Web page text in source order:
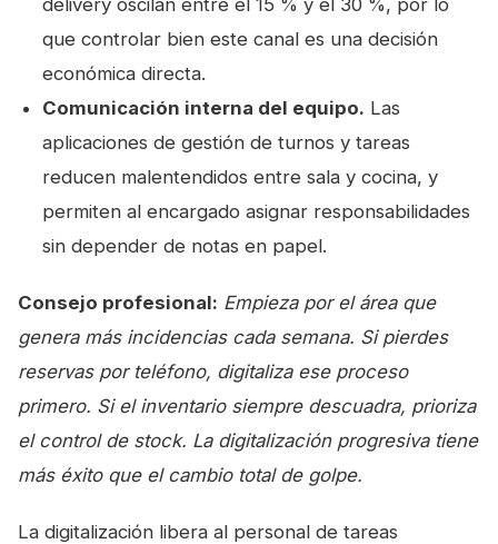
que controlar bien este canal es una decisión
económica directa.
Comunicación interna del equipo. Las
aplicaciones de gestión de turnos y tareas
reducen malentendidos entre sala y cocina, y
permiten al encargado asignar responsabilidades
sin depender de notas en papel.
Consejo profesional: Empieza por el área que
genera más incidencias cada semana. Si pierdes
reservas por teléfono, digitaliza ese proceso
primero. Si el inventario siempre descuadra, prioriza
el control de stock. La digitalización progresiva tiene
más éxito que el cambio total de golpe.
La digitalización libera al personal de tareas